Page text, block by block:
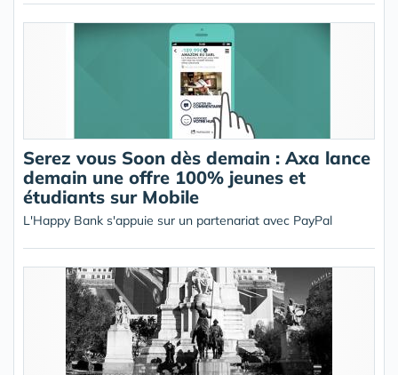
Serez vous Soon dès demain : Axa lance
demain une offre 100% jeunes et
étudiants sur Mobile
L'Happy Bank s'appuie sur un partenariat avec PayPal